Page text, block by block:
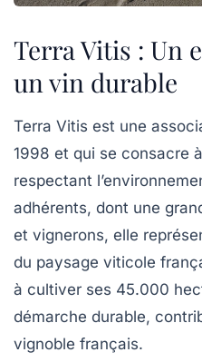
Terra Vitis : Un
un vin durable
Terra Vitis est une
1998 et qui se consacre
respectant
adhérents, dont une
et vignerons, elle
du paysage viticole
à cultiver ses 45.000
démarche durable,
vignoble français.